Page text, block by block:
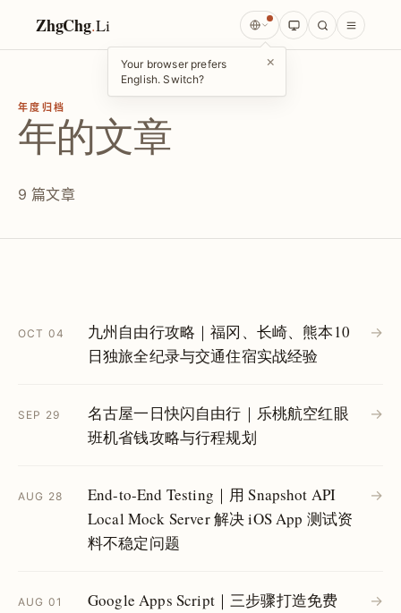
ZhgChg.Li
Your browser prefers
English. Switch?
×
年度归档
年的文章
9 篇文章
OCT 04
九州自由行攻略｜福冈、长崎、熊本10
日独旅全纪录与交通住宿实战经验
→
SEP 29
名古屋一日快闪自由行｜乐桃航空红眼
班机省钱攻略与行程规划
→
AUG 28
End-to-End Testing｜用 Snapshot API
Local Mock Server 解决 iOS App 测试资
料不稳定问题
→
AUG 01
Google Apps Script｜三步骤打造免费
→